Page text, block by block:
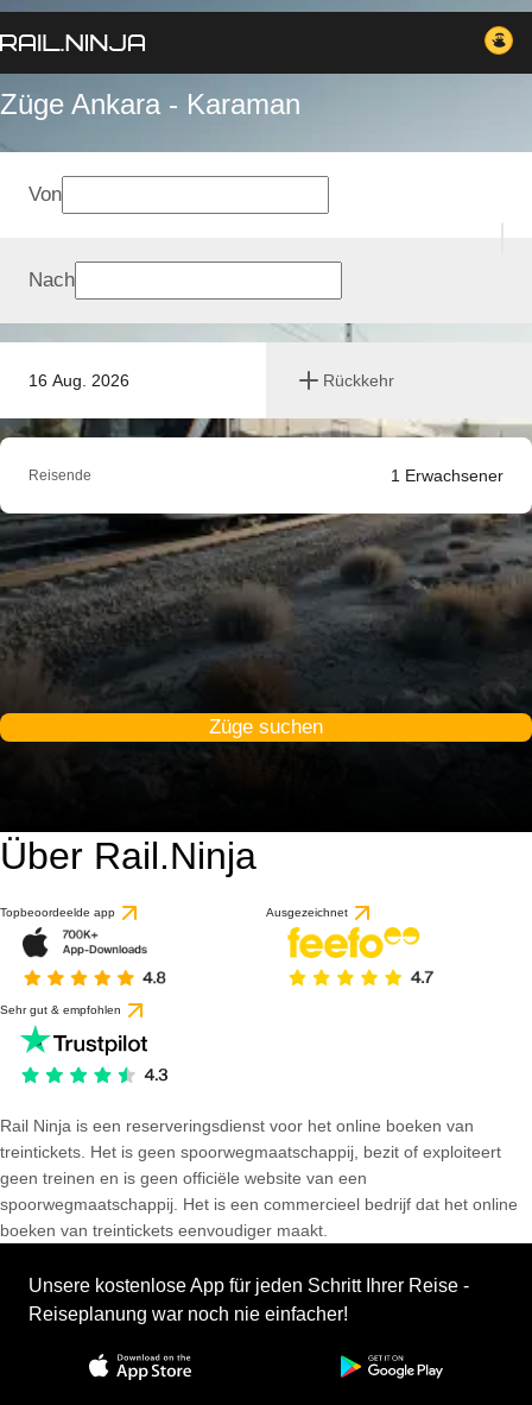
Züge Ankara - Karaman
16 Aug. 2026 Rückkehr
Von
Nach
Reisende 1 Erwachsener
Züge suchen
Über Rail.Ninja
Topbeoordeelde app Ausgezeichnet
Sehr gut & empfohlen
Rail Ninja is een reserveringsdienst voor het online boeken van
treintickets. Het is geen spoorwegmaatschappij, bezit of exploiteert
geen treinen en is geen officiële website van een
spoorwegmaatschappij. Het is een commercieel bedrijf dat het online
boeken van treintickets eenvoudiger maakt.
Unsere kostenlose App für jeden Schritt Ihrer Reise -
Reiseplanung war noch nie einfacher!